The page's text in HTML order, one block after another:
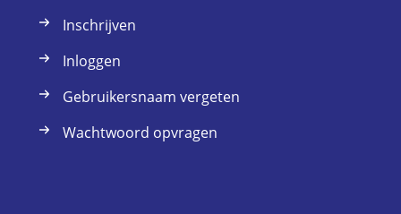
Inschrijven
Inloggen
Gebruikersnaam vergeten
Wachtwoord opvragen